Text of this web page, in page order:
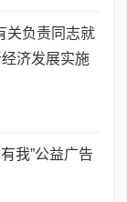
关负责同志就
经济发展实施
我”公益广告